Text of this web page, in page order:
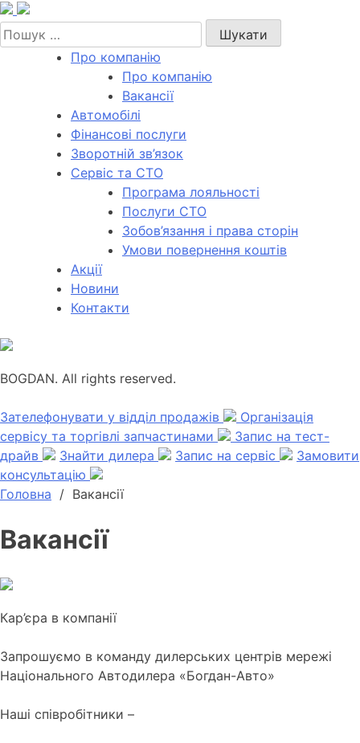
Skip
to
content
Пошук:
Про компанію
Про компанію
Вакансії
Автомобілі
Фінансові послуги
Зворотній зв’язок
Cервіс та СТО
Програма лояльності
Послуги СТО
Зобов’язання і права сторін
Умови повернення коштів
Акції
Новини
Контакти
BOGDAN. All rights reserved.
Зателефонувати у відділ продажів
Організація
сервісу та торгівлі запчастинами
Запис на тест-
драйв
Знайти дилера Запис на сервіс
Замовити
консультацію
Головна / Вакансії
Вакансії
Кар’єра в компанії
Запрошуємо в команду дилерських центрів мережі
Національного Автодилера «Богдан-Авто»
Наші співробітники –